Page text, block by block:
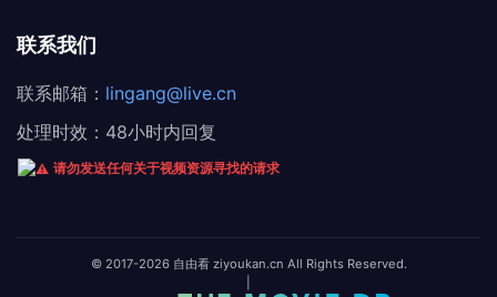
联系我们
联系邮箱： lingang@live.cn
处理时效：48小时内回复
请勿发送任何关于视频资源寻找的请求
© 2017-2026 自由看 ziyoukan.cn All Rights Reserved.